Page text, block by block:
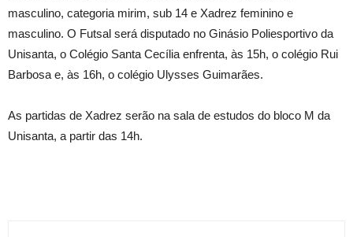
masculino, categoria mirim, sub 14 e Xadrez feminino e
masculino. O Futsal será disputado no Ginásio Poliesportivo da
Unisanta, o Colégio Santa Cecília enfrenta, às 15h, o colégio Rui
Barbosa e, às 16h, o colégio Ulysses Guimarães.
As partidas de Xadrez serão na sala de estudos do bloco M da
Unisanta, a partir das 14h.